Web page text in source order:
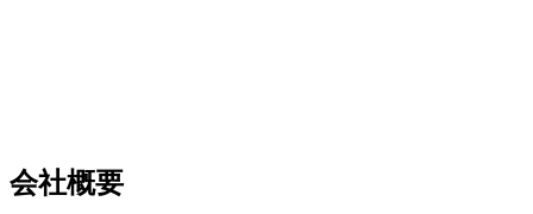
会社概要